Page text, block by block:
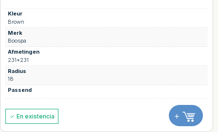
Kleur
Brown
Merk
Boospa
Afmetingen
231*231
Radius
18
Passend
En existencia +